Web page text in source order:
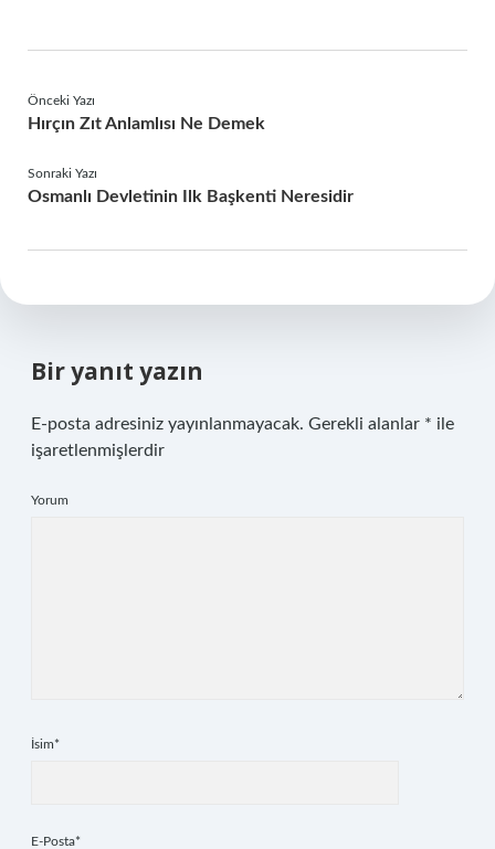
Önceki Yazı
Hırçın Zıt Anlamlısı Ne Demek
Sonraki Yazı
Osmanlı Devletinin Ilk Başkenti Neresidir
Bir yanıt yazın
E-posta adresiniz yayınlanmayacak. Gerekli alanlar * ile
işaretlenmişlerdir
Yorum
İsim*
E-Posta*